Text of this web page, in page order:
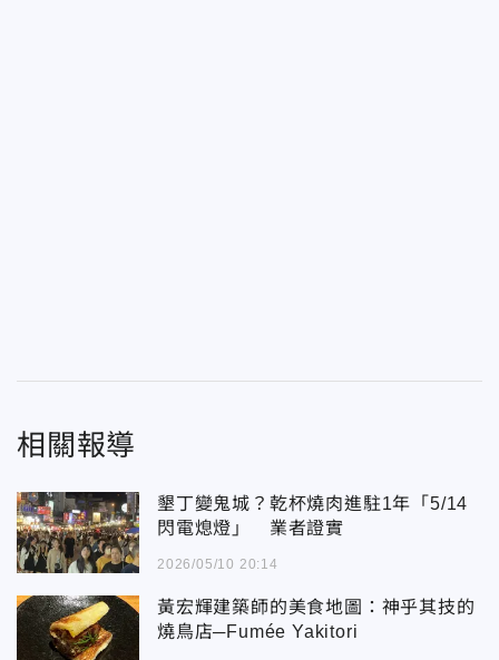
相關報導
墾丁變鬼城？乾杯燒肉進駐1年「5/14
閃電熄燈」 業者證實
2026/05/10 20:14
黃宏輝建築師的美食地圖：神乎其技的
燒鳥店─Fumée Yakitori